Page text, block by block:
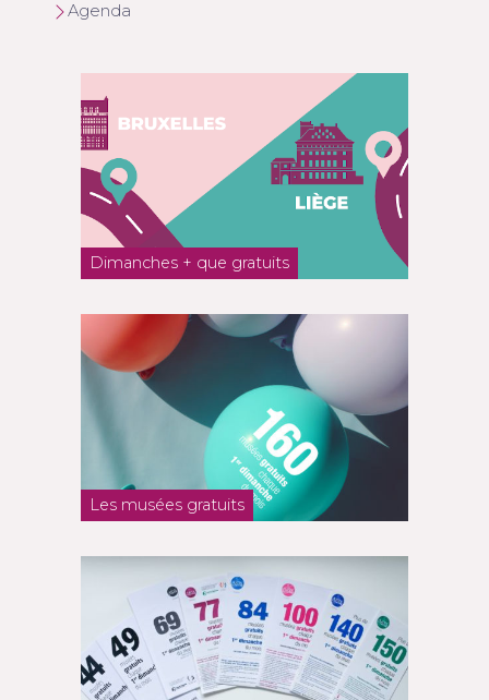
Agenda
Dimanches + que gratuits
Les musées gratuits